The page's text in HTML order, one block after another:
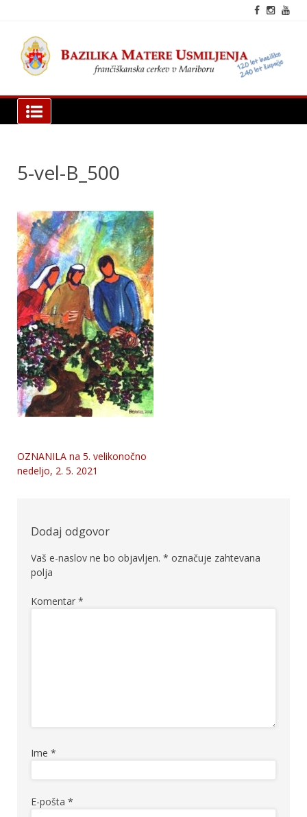
content
Bazilika Matere Usmiljenja
5-vel-B_500
Navigacija
OZNANILA na 5. velikonočno
nedeljo, 2. 5. 2021
Dodaj odgovor
Vaš e-naslov ne bo objavljen. * označuje zahtevana
polja
Komentar *
Ime *
E-pošta *